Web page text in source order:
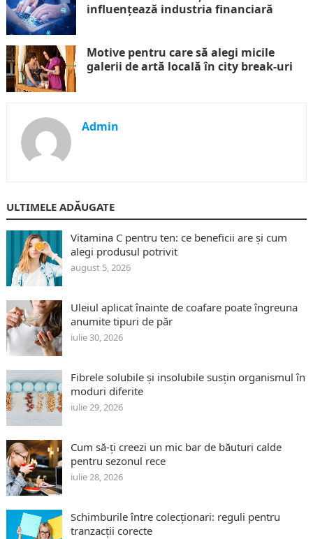
influențează industria financiară
Motive pentru care să alegi micile
galerii de artă locală în city break-uri
Admin
ULTIMELE ADĂUGATE
Vitamina C pentru ten: ce beneficii are și cum
alegi produsul potrivit
august 5, 2026
Uleiul aplicat înainte de coafare poate îngreuna
anumite tipuri de păr
iulie 30, 2026
Fibrele solubile și insolubile susțin organismul în
moduri diferite
iulie 29, 2026
Cum să-ți creezi un mic bar de băuturi calde
pentru sezonul rece
iulie 28, 2026
Schimburile între colecționari: reguli pentru
tranzacții corecte